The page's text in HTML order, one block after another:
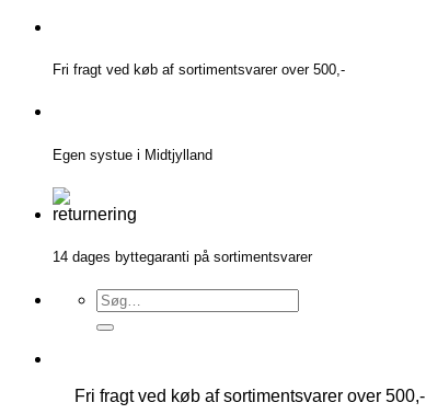
Fortsæt
indholdFri fragt ved køb af sortimentsvarer over 500,-
Egen systue i Midtjylland
14 dages byttegaranti på sortimentsvarer
Søg
efter:
Fri fragt ved køb af sortimentsvarer over 500,-